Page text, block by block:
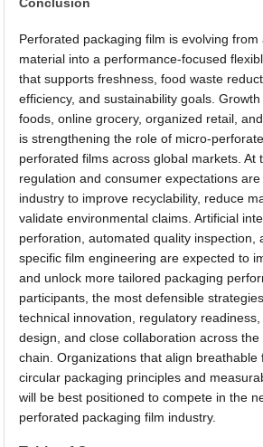
Perforated packaging film is evolving from
material into a performance-focused
that supports freshness, food waste
efficiency, and sustainability goals.
foods, online grocery, organized retail,
is strengthening the role of micro-
perforated films across global markets. At
regulation and consumer expectations
industry to improve recyclability, reduce
validate environmental claims. Artificial
perforation, automated quality inspection,
specific film engineering are expected to
and unlock more tailored packaging
participants, the most defensible
technical innovation, regulatory
design, and close collaboration across
chain. Organizations that align breathable
circular packaging principles and
will be best positioned to compete in the
perforated packaging film industry.